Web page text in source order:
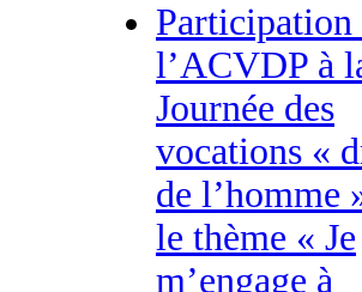
Participation
l’ACVDP à
Journée des
vocations «
de l’homme
le thème « Je
m’engage à